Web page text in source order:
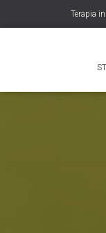
Terapia
Produkty